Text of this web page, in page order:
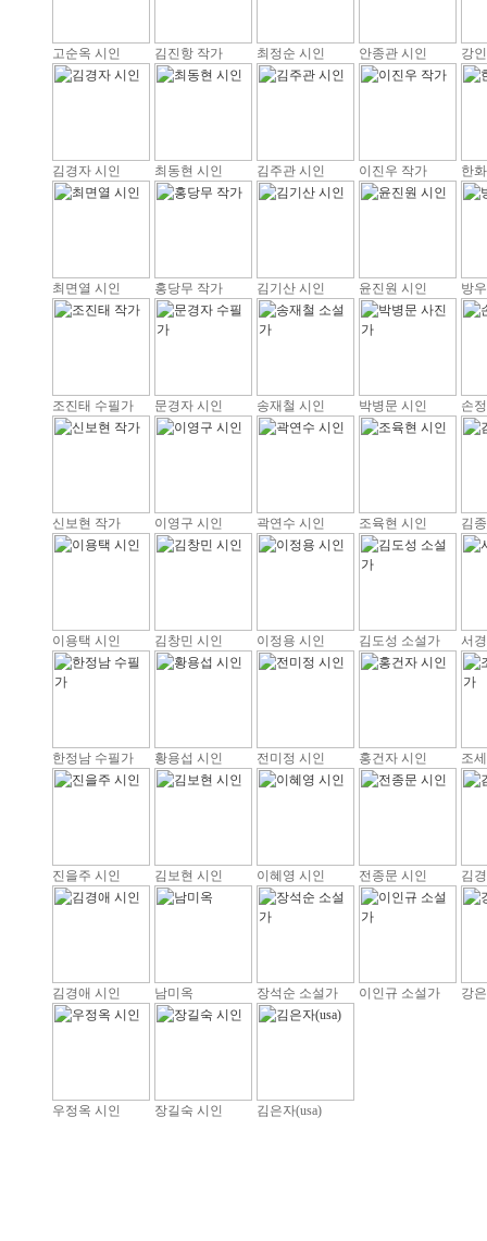
고순옥 시인 김진항 작가 최정순 시인 안종관 시인 강
김경자 시인 최동현 시인 김주관 시인 이진우 작가 한
최면열 시인 홍당무 작가 김기산 시인 윤진원 시인 방
조진태 수필가 문경자 시인 송재철 시인 박병문 시인 손
신보현 작가 이영구 시인 곽연수 시인 조육현 시인 김
이용택 시인 김창민 시인 이정용 시인 김도성 소설가 서
한정남 수필가 황용섭 시인 전미정 시인 홍건자 시인 조
진을주 시인 김보현 시인 이혜영 시인 전종문 시인 김
김경애 시인 남미옥 장석순 소설가 이인규 소설가 강
우정옥 시인 장길숙 시인 김은자(usa)